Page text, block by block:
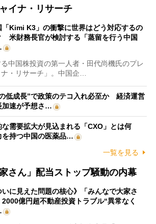
イナ・リサーチ
「Kimi K3」の衝撃に世界はどう対応するの
米財務長官が検討する「蒸留を行う中国
中国株投資の第一人者・田代尚機氏のプレ
・リサーチ」。中国企…
低成長”で政策のテコ入れ必至か 経済運営
加速が予想さ…
な需要拡大が見込まれる「CXO」とは何
持つ中国の医薬品…
一覧を見る
さん」配当ストップ騒動の内幕
いに見えた問題の核心》「みんなで大家さ
2000億円超不動産投資トラブル“異常なく